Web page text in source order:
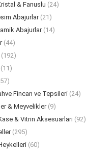
& Fanuslu (24)
Abajurlar (21)
Abajurlar (14)
(44)
(192)
(11)
Fincan ve Tepsileri (24)
& Meyvelikler (9)
& Vitrin Aksesuarları (92)
(295)
(60)